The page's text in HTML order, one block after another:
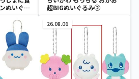
ぬいぐる
超BIGぬいぐるみ②
26.08.06